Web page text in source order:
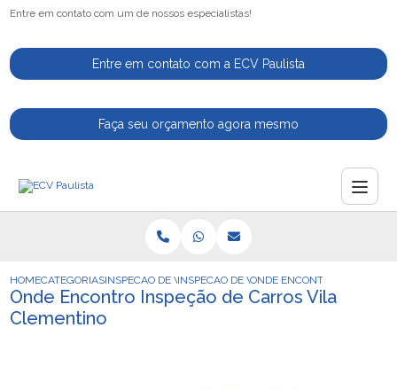
Entre em contato com um de nossos especialistas!
Entre em contato com a ECV Paulista
Faça seu orçamento agora mesmo
HOMECATEGORIASINSPECAO DE VEICULOSINSPECAO DE VEICULOS AUTOMOTIVOS
ONDE ENCONTRO
Onde Encontro Inspeção de Carros Vila
Clementino